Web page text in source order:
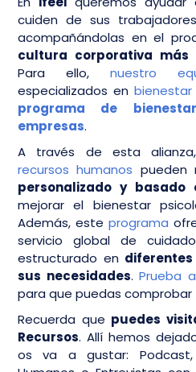
cuiden de sus
acompañándolas en el
cultura corporativa más
Para ello, nuestro
especializados en bienestar
programa de
empresas.
A través de esta
recursos humanos pueden
personalizado y
mejorar el bienestar
Además, este programa
servicio global de
estructurado en
sus necesidades. Prueba
para que puedas comprobar
Recuerda que puedes
Recursos. Allí hemos
os va a gustar: Podcast,